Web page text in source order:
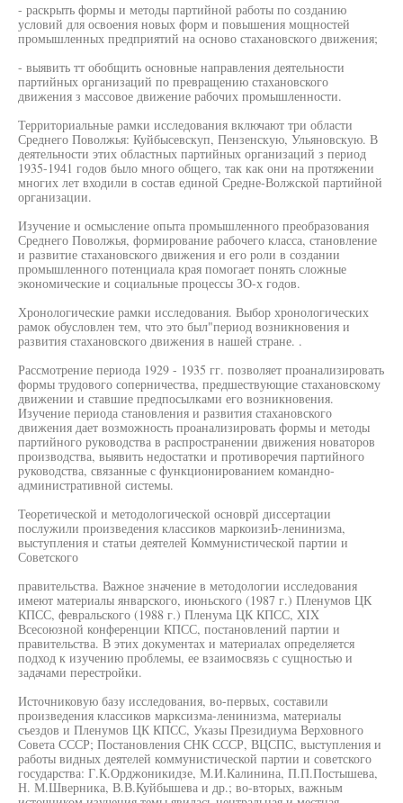
- раскрыть формы и методы партийной работы по созданию
условий для освоения новых форм и повышения мощностей
промышленных предприятий на осново стахановского движения;
- выявить тт обобщить основные направления деятельности
партийных организаций по превращению стахановского
движения з массовое движение рабочих промышленности.
Территориальные рамки исследования включают три области
Среднего Поволжья: Куйбысевскуп, Пензенскую, Ульяновскую. В
деятельности этих областных партийных организаций з период
1935-1941 годов было много общего, так как они на протяжении
многих лет входили в состав единой Средне-Волжской партийной
организации.
Изучение и осмысление опыта промышленного преобразования
Среднего Поволжья, формирование рабочего класса, становление
и развитие стахановского движения и его роли в создании
промышленного потенциала края помогает понять сложные
экономические и социальные процессы ЗО-х годов.
Хронологические рамки исследования. Выбор хронологических
рамок обусловлен тем, что это был"период возникновения и
развития стахановского движения в нашей стране. .
Рассмотрение периода 1929 - 1935 гг. позволяет проанализировать
формы трудового соперничества, предшествующие стахановскому
движении и ставшие предпосылками его возникновения.
Изучение периода становления и развития стахановского
движения дает возможность проанализировать формы и методы
партийного руководства в распространении движения новаторов
производства, выявить недостатки и противоречия партийного
руководства, связанные с функционированием командно-
административной системы.
Теоретической и методологической основрй диссертации
послужили произведения классиков маркоизиЬ-ленинизма,
выступления и статьи деятелей Коммунистической партии и
Советского
правительства. Важное значение в методологии исследования
имеют материалы январского, июньского (1987 г.) Пленумов ЦК
КПСС, февральского (1988 г.) Пленума ЦК КПСС, XIX
Всесоюзной конференции КПСС, постановлений партии и
правительства. В этих документах и материалах определяется
подход к изучению проблемы, ее взаимосвязь с сущностью и
задачами перестройки.
Источниковую базу исследования, во-первых, составили
произведения классиков марксизма-ленинизма, материалы
съездов и Пленумов ЦК КПСС, Указы Президиума Верховного
Совета СССР; Постановления СНК СССР, ВЦСПС, выступления и
работы видных деятелей коммунистической партии и советского
государства: Г.К.Орджоникидзе, М.И.Калинина, П.П.Постышева,
Н. М.Шверника, В.В.Куйбышева и др.; во-вторых, важным